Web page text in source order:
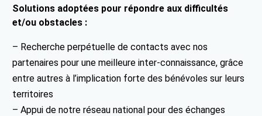
Solutions adoptées pour répondre aux difficultés
et/ou obstacles :
– Recherche perpétuelle de contacts avec nos
partenaires pour une meilleure inter-connaissance, grâce
entre autres à l’implication forte des bénévoles sur leurs
territoires
– Appui de notre réseau national pour des échanges